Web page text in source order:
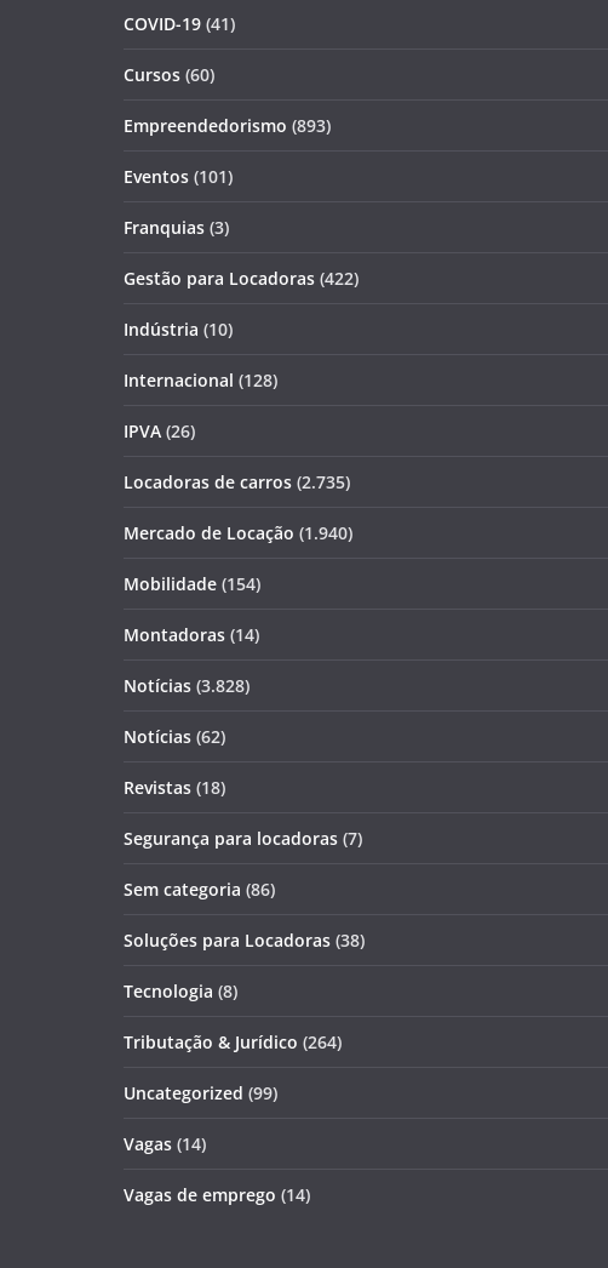
COVID-19 (41)
Cursos (60)
Empreendedorismo (893)
Eventos (101)
Franquias (3)
Gestão para Locadoras (422)
Indústria (10)
Internacional (128)
IPVA (26)
Locadoras de carros (2.735)
Mercado de Locação (1.940)
Mobilidade (154)
Montadoras (14)
Notícias (3.828)
Notícias (62)
Revistas (18)
Segurança para locadoras (7)
Sem categoria (86)
Soluções para Locadoras (38)
Tecnologia (8)
Tributação & Jurídico (264)
Uncategorized (99)
Vagas (14)
Vagas de emprego (14)